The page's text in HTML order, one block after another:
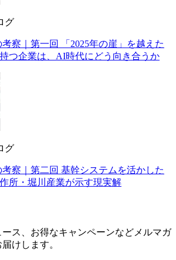
グ
察｜第一回 「2025年の崖」を越えた
つ企業は、AI時代にどう向き合うか
グ
察｜第二回 基幹システムを活かした
所・堀川産業が示す現実解
ス、お得なキャンペーンなどメルマガ
けします。